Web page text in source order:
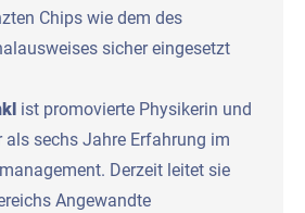
Chips wie dem des
sicher eingesetzt
ist promovierte Physikerin und
als sechs Jahre Erfahrung im
Derzeit leitet sie
Angewandte